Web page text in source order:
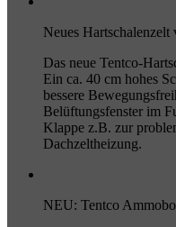
Neues
Das neue Tentco-
Ein ca. 40 cm hohes
bessere
Belüftungsfenster im
Klappe z.B. zur
Dachzeltheizung.
NEU: Tentco